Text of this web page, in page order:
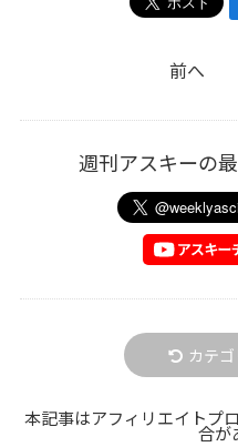
前へ
週刊アスキーの
カテ
本記事はアフィリエイトプ
合が